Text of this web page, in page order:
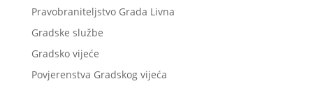
Pravobraniteljstvo Grada Livna
Gradske službe
Gradsko vijeće
Povjerenstva Gradskog vijeća